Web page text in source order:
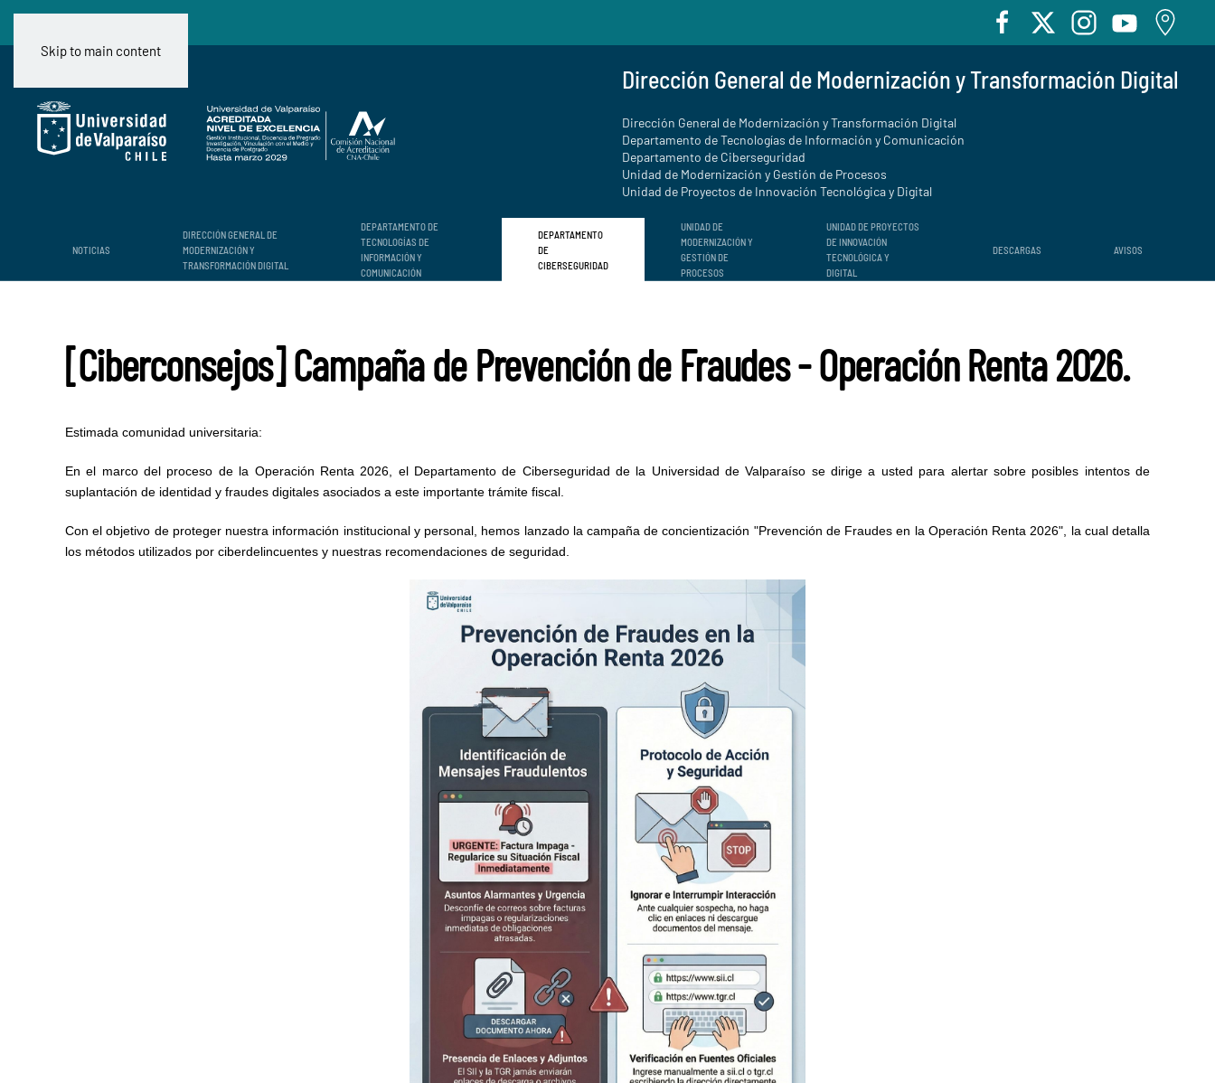
Skip to main content
Dirección General de Modernización y Transformación Digital
Dirección General de Modernización y Transformación Digital
Departamento de Tecnologías de Información y Comunicación
Departamento de Ciberseguridad
Unidad de Modernización y Gestión de Procesos
Unidad de Proyectos de Innovación Tecnológica y Digital
NOTICIAS
DIRECCIÓN GENERAL DE
MODERNIZACIÓN Y
TRANSFORMACIÓN DIGITAL
DEPARTAMENTO DE
TECNOLOGÍAS DE
INFORMACIÓN Y
COMUNICACIÓN
DEPARTAMENTO
DE
CIBERSEGURIDAD
UNIDAD DE
MODERNIZACIÓN Y
GESTIÓN DE
PROCESOS
UNIDAD DE PROYECTOS
DE INNOVACIÓN
TECNOLÓGICA Y
DIGITAL
DESCARGAS AVISOS
[Ciberconsejos] Campaña de Prevención de Fraudes - Operación Renta 2026.
Estimada comunidad universitaria:
En el marco del proceso de la Operación Renta 2026, el Departamento de Ciberseguridad de la Universidad de Valparaíso se dirige a usted para alertar sobre posibles intentos de
suplantación de identidad y fraudes digitales asociados a este importante trámite fiscal.
Con el objetivo de proteger nuestra información institucional y personal, hemos lanzado la campaña de concientización "Prevención de Fraudes en la Operación Renta 2026", la cual detalla
los métodos utilizados por ciberdelincuentes y nuestras recomendaciones de seguridad.